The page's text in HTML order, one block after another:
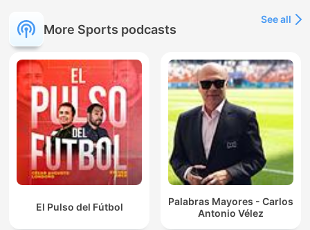
More Sports podcasts
See all
El Pulso del Fútbol
Palabras Mayores - Carlos
Antonio Vélez